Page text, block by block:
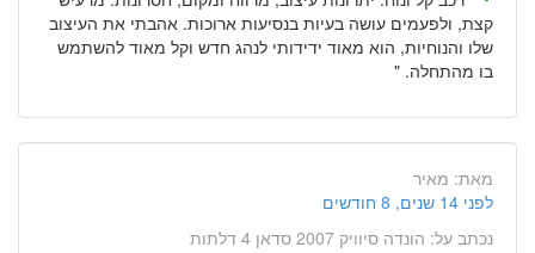
קצת, ולפעמים עושה בעיות בנסיעות ארוכות. אהבתי את העיצוב
שלו והנוחיות, הוא מאוד ידידותי לנהג חדש וקל מאוד להשתמש
בו מהתחלה. "
מאת: מאיר
לפני 14 שנים, 8 חודשים
נכתב על: הונדה סיוויק 2007 סדאן 4 דלתות